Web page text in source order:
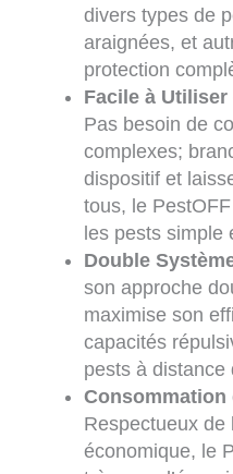
divers types de
araignées, et
protection
Facile à
Pas besoin de
complexes;
dispositif et
tous, le
les pests simple
Double
son approche
maximise son
capacités
pests à distance
Consommation
Respectueux de
économique, le